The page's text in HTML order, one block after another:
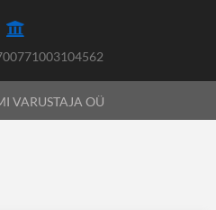
VARUSTAJA OÜ